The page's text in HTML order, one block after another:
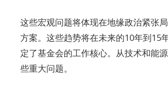
这些宏观问题将体现在地缘政治紧张
方案。这些趋势将在未来的10年到15
定了基金会的工作核心。从技术和能
些重大问题。